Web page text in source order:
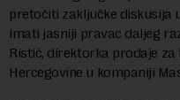
pretočiti zaključke diskusija
imati jasniji pravac daljeg
Ristić, direktorka prodaje
Hercegovine u kompaniji